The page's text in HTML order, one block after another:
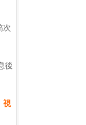
次
後
視